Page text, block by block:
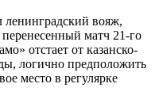
вояж,
матч 21-го
отстает от казанско-
логично предположить
место в регулярке